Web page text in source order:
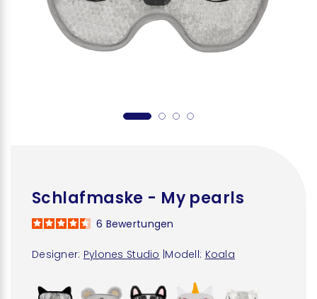
Schlafmaske - My pearls
Designer: Pylones Studio Modell: Koala
6 Bewertungen